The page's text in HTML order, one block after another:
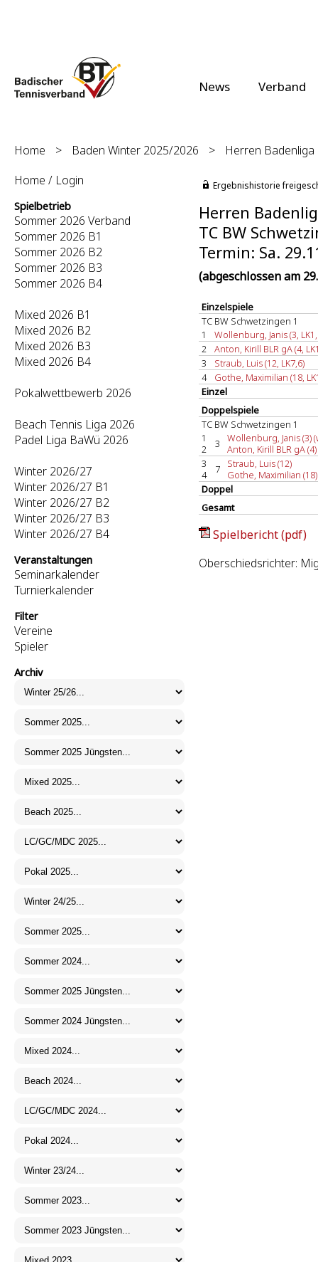
News Verband
Home > Baden Winter 2025/2026 >
Herren Badenliga
Home / Login
Spielbetrieb
Sommer 2026 Verband
Sommer 2026 B1
Sommer 2026 B2
Sommer 2026 B3
Sommer 2026 B4
Mixed 2026 B1
Mixed 2026 B2
Mixed 2026 B3
Mixed 2026 B4
Pokalwettbewerb 2026
Beach Tennis Liga 2026
Padel Liga BaWü 2026
Winter 2026/27
Winter 2026/27 B1
Winter 2026/27 B2
Winter 2026/27 B3
Winter 2026/27 B4
Veranstaltungen
Seminarkalender
Turnierkalender
Filter
Vereine
Spieler
Archiv
Ergebnishistorie
Herren
TC BW
Termin: Sa.
(abgeschlossen am
Einzelspiele
TC BW Schwetzingen 1
1
Wollenburg, Janis (3,
2
Anton, Kirill BLR gA (4,
3
Straub, Luis (12, LK7,6)
4
Gothe, Maximilian (18,
Einzel
Doppelspiele
TC BW Schwetzingen 1
1
2
3
Wollenburg, Janis (3)
Anton, Kirill BLR gA (4)
3
4
7
Straub, Luis (12)
Gothe, Maximilian (18)
Doppel
Gesamt
Spielbericht (pdf)
Oberschiedsrichter: